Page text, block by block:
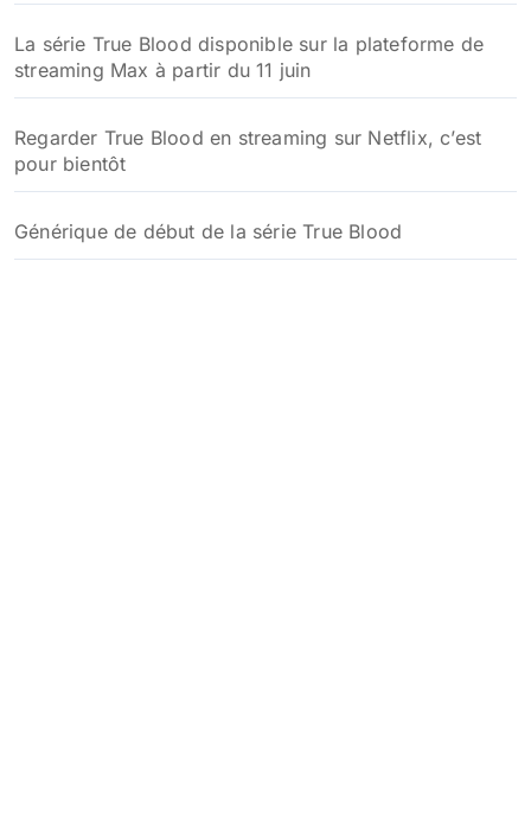
La série True Blood disponible sur la plateforme de
streaming Max à partir du 11 juin
Regarder True Blood en streaming sur Netflix, c’est
pour bientôt
Générique de début de la série True Blood